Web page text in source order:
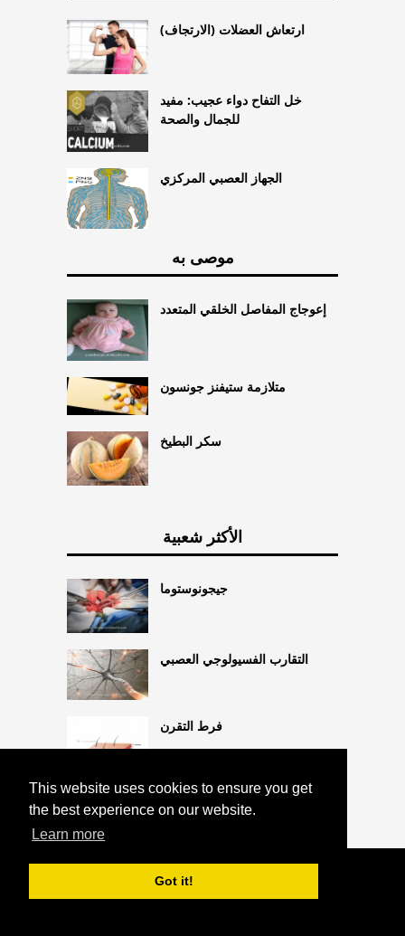
This website uses cookies to ensure you get
the best experience on our website.
Learn more
Got it!
ارتعاش العضلات (الارتجاف)
خل التفاح دواء عجيب: مفيد
للجمال والصحة
الجهاز العصبي المركزي
موصى به
إعوجاج المفاصل الخلقي المتعدد
متلازمة ستيفنز جونسون
سكر البطيخ
الأكثر شعبية
جيجونوستوما
التقارب الفسيولوجي العصبي
فرط التقرن
COPYRIGHT 2026 HTTPS://CQLIFE.NET